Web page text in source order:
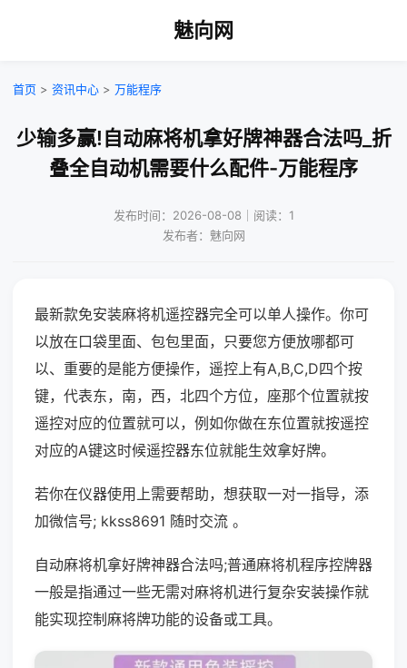
魅向网
首页 > 资讯中心 > 万能程序
少输多赢!自动麻将机拿好牌神器合法吗_折
叠全自动机需要什么配件-万能程序
发布时间：2026-08-08｜阅读：1
发布者：魅向网
最新款免安装麻将机遥控器完全可以单人操作。你可
以放在口袋里面、包包里面，只要您方便放哪都可
以、重要的是能方便操作，遥控上有A,B,C,D四个按
键，代表东，南，西，北四个方位，座那个位置就按
遥控对应的位置就可以，例如你做在东位置就按遥控
对应的A键这时候遥控器东位就能生效拿好牌。
若你在仪器使用上需要帮助，想获取一对一指导，添
加微信号; kkss8691 随时交流 。
自动麻将机拿好牌神器合法吗;普通麻将机程序控牌器
一般是指通过一些无需对麻将机进行复杂安装操作就
能实现控制麻将牌功能的设备或工具。